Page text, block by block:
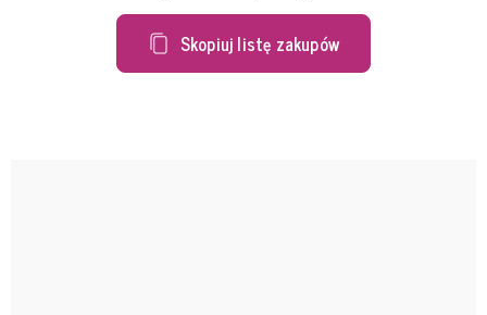
Skopiuj listę zakupów